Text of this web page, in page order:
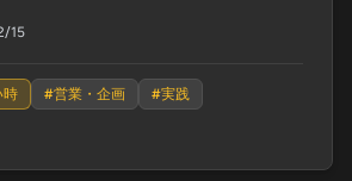
15
時 #営業・企画 #実践